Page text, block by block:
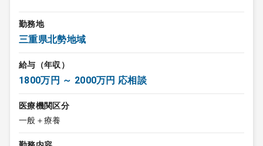
勤務地
三重県北勢地域
給与（年収）
1800万円 ～ 2000万円 応相談
医療機関区分
一般＋療養